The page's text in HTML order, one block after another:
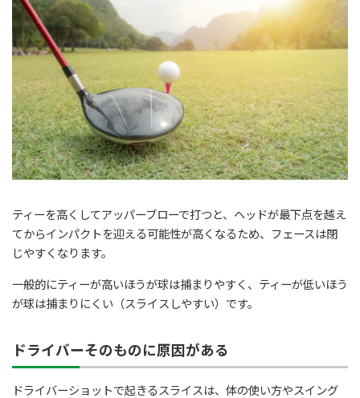
ティーを高くしてアッパーブローで打つと、ヘッドが最下点を越え
てからインパクトを迎える可能性が高くなるため、フェースは閉
じやすくなります。
一般的にティーが高いほうが球は捕まりやすく、ティーが低いほう
が球は捕まりにくい（スライスしやすい）です。
ドライバーそのものに原因がある
ドライバーショットで起きるスライスは、体の使い方やスイング